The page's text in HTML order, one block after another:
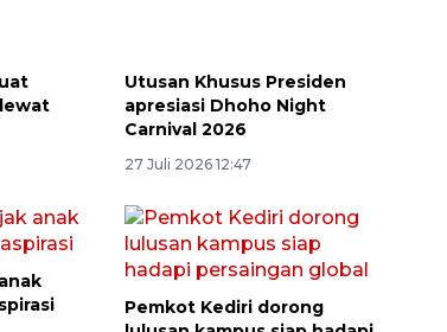
Utusan Khusus Presiden
apresiasi Dhoho Night
Carnival 2026
27 Juli 2026 12:47
Awas penipuan berbasis AI
2026-08-07 13:45:00